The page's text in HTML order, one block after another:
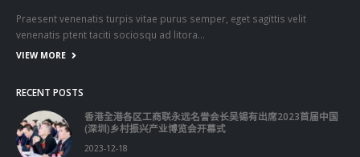
Praesent venenatis turpis vitae purus semper, eget sagittis velit
venenatis ptent taciti sociosqu ad litora…
VIEW MORE
RECENT POSTS
香港全港各区工商联永远名誉会长吴锡有出席2023首届中国
(深圳)乡村振兴产业博览会开幕式
2023-12-18